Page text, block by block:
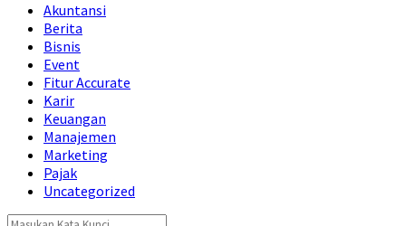
Akuntansi
Berita
Bisnis
Event
Fitur Accurate
Karir
Keuangan
Manajemen
Marketing
Pajak
Uncategorized